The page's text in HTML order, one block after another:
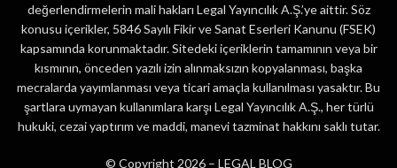
değerlendirmelerin mali hakları Legal Yayıncılık A.Ş.’ye aittir. Söz
konusu içerikler, 5846 Sayılı Fikir ve Sanat Eserleri Kanunu (FSEK)
kapsamında korunmaktadır. Sitedeki içeriklerin tamamının veya bir
kısmının, önceden yazılı izin alınmaksızın kopyalanması, başka
mecralarda yayımlanması veya ticari amaçla kullanılması yasaktır. Bu
şartlara uymayan kullanımlara karşı Legal Yayıncılık A.Ş., her türlü
hukuki, cezai yaptırım ve maddi, manevi tazminat hakkını saklı tutar.
© Copyright 2026 – LEGAL BLOG